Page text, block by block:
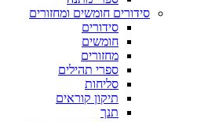
סידורים חומשים ומחזורים
סידורים
חומשים
מחזורים
ספרי תהילים
סליחות
תיקון קוראים
תנך